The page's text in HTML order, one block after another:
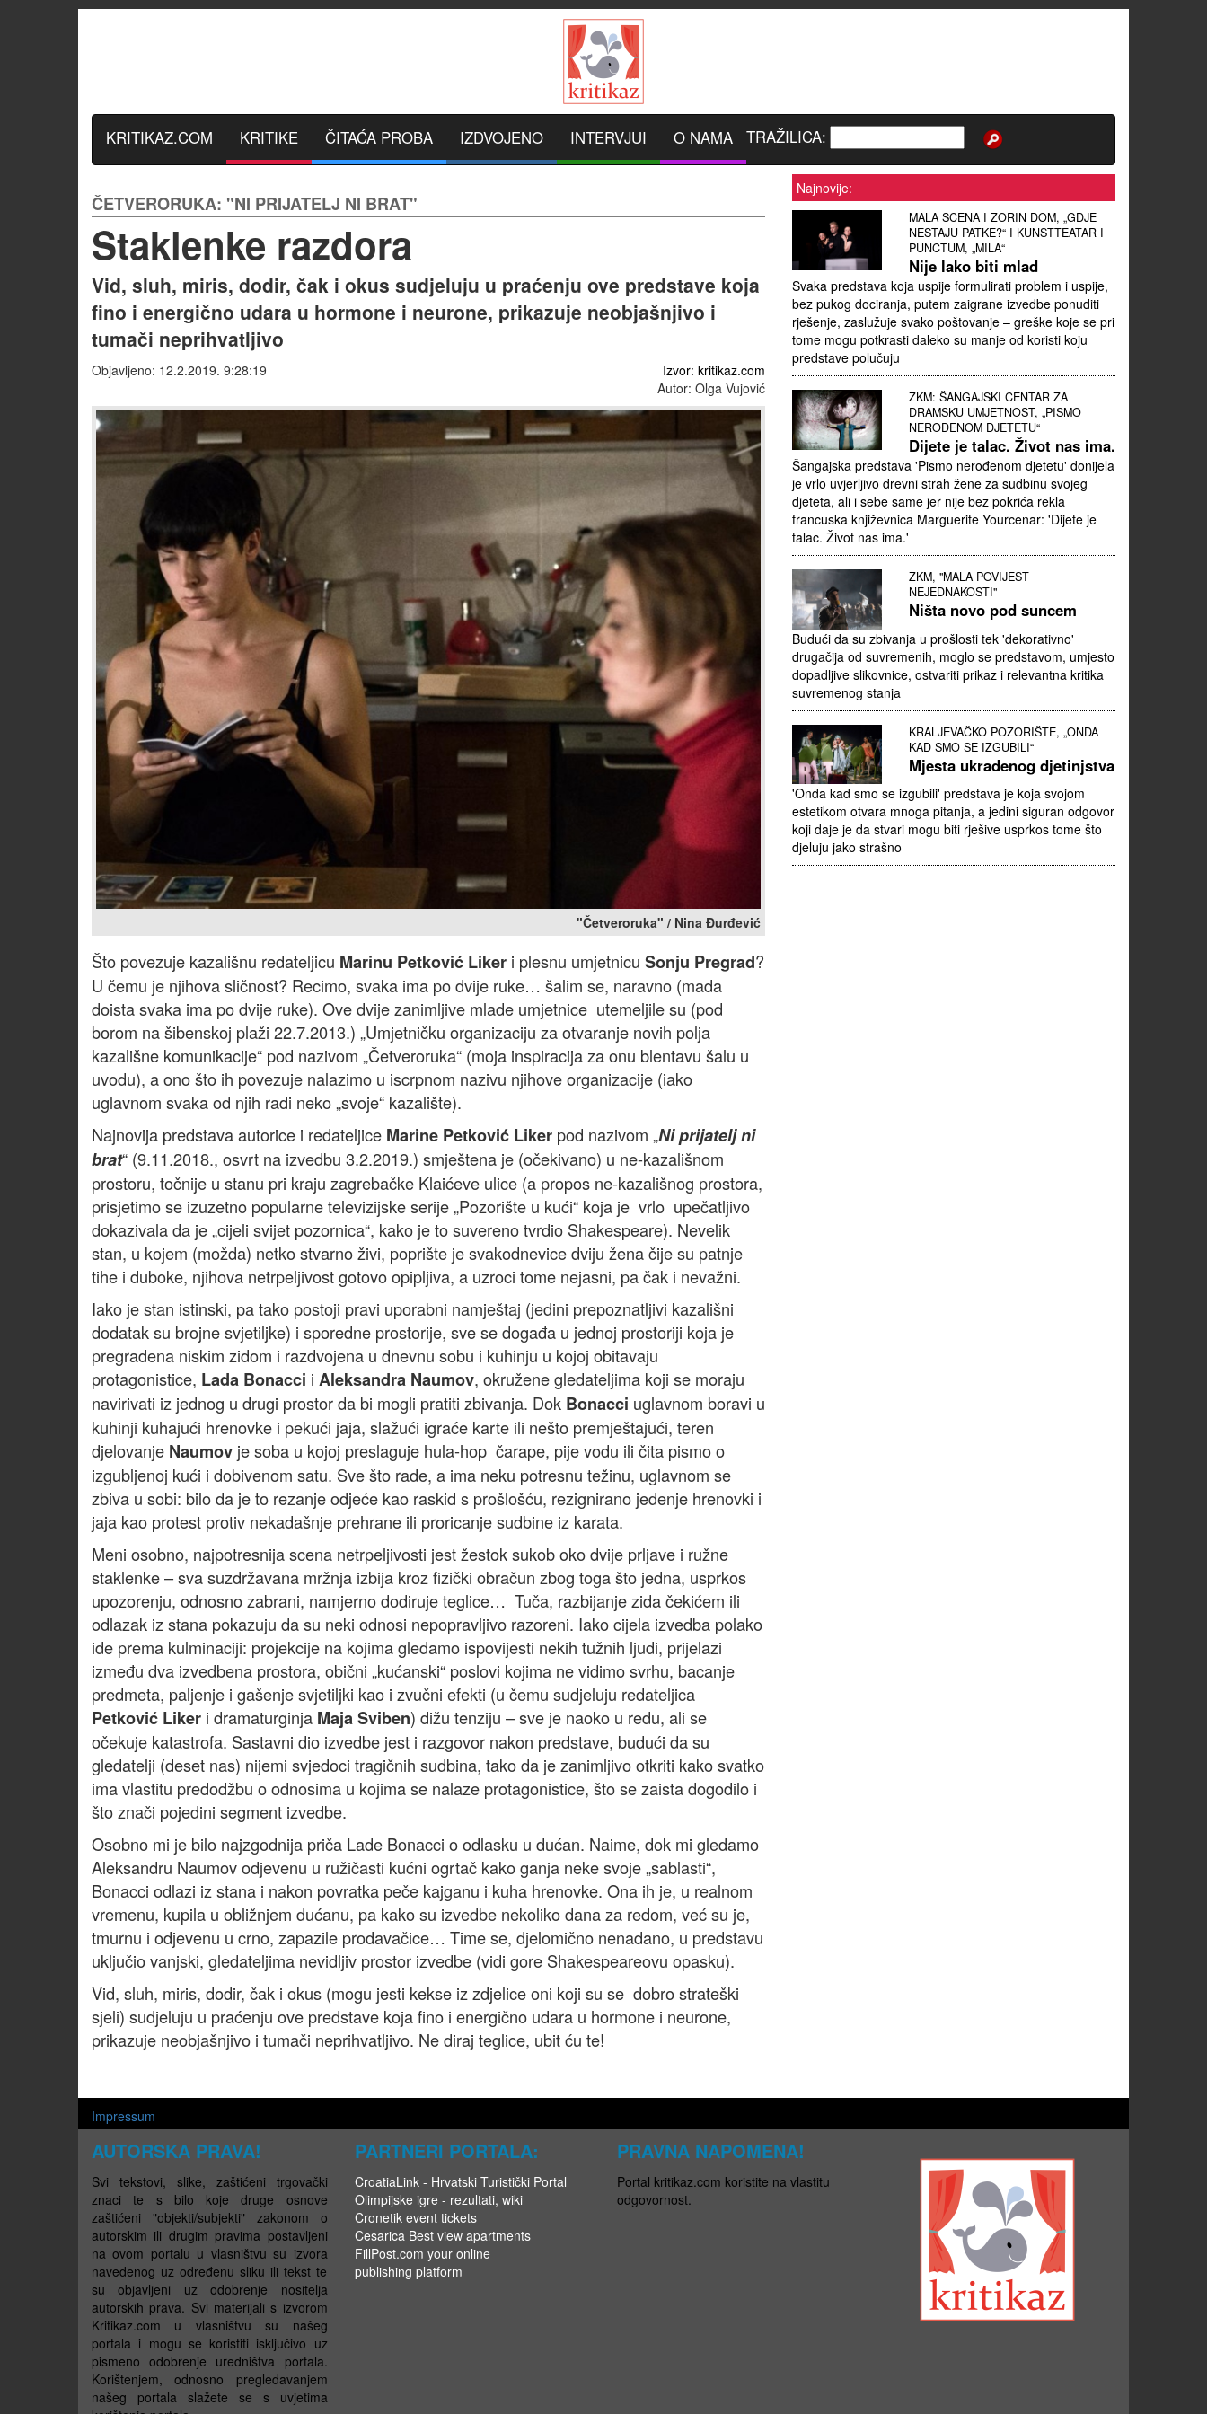
KRITIKAZ.COM KRITIKE ČITAĆA PROBA IZDVOJENO INTERVJUI O NAMA TRAŽILICA:
ČETVERORUKA: "NI PRIJATELJ NI BRAT"
Staklenke razdora
Vid, sluh, miris, dodir, čak i okus sudjeluju u praćenju ove predstave koja
fino i energično udara u hormone i neurone, prikazuje neobjašnjivo i
tumači neprihvatljivo
Objavljeno: 12.2.2019. 9:28:19
Izvor: kritikaz.com
Autor: Olga Vujović
"Četveroruka" / Nina Đurđević
Što povezuje kazališnu redateljicu Marinu Petković Liker i plesnu umjetnicu Sonju Pregrad?
U čemu je njihova sličnost? Recimo, svaka ima po dvije ruke… šalim se, naravno (mada
doista svaka ima po dvije ruke). Ove dvije zanimljive mlade umjetnice utemeljile su (pod
borom na šibenskoj plaži 22.7.2013.) „Umjetničku organizaciju za otvaranje novih polja
kazališne komunikacije“ pod nazivom „Četveroruka“ (moja inspiracija za onu blentavu šalu u
uvodu), a ono što ih povezuje nalazimo u iscrpnom nazivu njihove organizacije (iako
uglavnom svaka od njih radi neko „svoje“ kazalište).
Najnovija predstava autorice i redateljice Marine Petković Liker pod nazivom „Ni prijatelj ni
brat“ (9.11.2018., osvrt na izvedbu 3.2.2019.) smještena je (očekivano) u ne-kazališnom
prostoru, točnije u stanu pri kraju zagrebačke Klaićeve ulice (a propos ne-kazališnog prostora,
prisjetimo se izuzetno popularne televizijske serije „Pozorište u kući“ koja je vrlo upečatljivo
dokazivala da je „cijeli svijet pozornica“, kako je to suvereno tvrdio Shakespeare). Nevelik
stan, u kojem (možda) netko stvarno živi, poprište je svakodnevice dviju žena čije su patnje
tihe i duboke, njihova netrpeljivost gotovo opipljiva, a uzroci tome nejasni, pa čak i nevažni.
Iako je stan istinski, pa tako postoji pravi uporabni namještaj (jedini prepoznatljivi kazališni
dodatak su brojne svjetiljke) i sporedne prostorije, sve se događa u jednoj prostoriji koja je
pregrađena niskim zidom i razdvojena u dnevnu sobu i kuhinju u kojoj obitavaju
protagonistice, Lada Bonacci i Aleksandra Naumov, okružene gledateljima koji se moraju
navirivati iz jednog u drugi prostor da bi mogli pratiti zbivanja. Dok Bonacci uglavnom boravi u
kuhinji kuhajući hrenovke i pekući jaja, slažući igraće karte ili nešto premještajući, teren
djelovanje Naumov je soba u kojoj preslaguje hula-hop čarape, pije vodu ili čita pismo o
izgubljenoj kući i dobivenom satu. Sve što rade, a ima neku potresnu težinu, uglavnom se
zbiva u sobi: bilo da je to rezanje odjeće kao raskid s prošlošću, rezignirano jedenje hrenovki i
jaja kao protest protiv nekadašnje prehrane ili proricanje sudbine iz karata.
Meni osobno, najpotresnija scena netrpeljivosti jest žestok sukob oko dvije prljave i ružne
staklenke – sva suzdržavana mržnja izbija kroz fizički obračun zbog toga što jedna, usprkos
upozorenju, odnosno zabrani, namjerno dodiruje teglice… Tuča, razbijanje zida čekićem ili
odlazak iz stana pokazuju da su neki odnosi nepopravljivo razoreni. Iako cijela izvedba polako
ide prema kulminaciji: projekcije na kojima gledamo ispovijesti nekih tužnih ljudi, prijelazi
između dva izvedbena prostora, obični „kućanski“ poslovi kojima ne vidimo svrhu, bacanje
predmeta, paljenje i gašenje svjetiljki kao i zvučni efekti (u čemu sudjeluju redateljica
Petković Liker i dramaturginja Maja Sviben) dižu tenziju – sve je naoko u redu, ali se
očekuje katastrofa. Sastavni dio izvedbe jest i razgovor nakon predstave, budući da su
gledatelji (deset nas) nijemi svjedoci tragičnih sudbina, tako da je zanimljivo otkriti kako svatko
ima vlastitu predodžbu o odnosima u kojima se nalaze protagonistice, što se zaista dogodilo i
što znači pojedini segment izvedbe.
Osobno mi je bilo najzgodnija priča Lade Bonacci o odlasku u dućan. Naime, dok mi gledamo
Aleksandru Naumov odjevenu u ružičasti kućni ogrtač kako ganja neke svoje „sablasti“,
Bonacci odlazi iz stana i nakon povratka peče kajganu i kuha hrenovke. Ona ih je, u realnom
vremenu, kupila u obližnjem dućanu, pa kako su izvedbe nekoliko dana za redom, već su je,
tmurnu i odjevenu u crno, zapazile prodavačice… Time se, djelomično nenadano, u predstavu
uključio vanjski, gledateljima nevidljiv prostor izvedbe (vidi gore Shakespeareovu opasku).
Vid, sluh, miris, dodir, čak i okus (mogu jesti kekse iz zdjelice oni koji su se dobro strateški
sjeli) sudjeluju u praćenju ove predstave koja fino i energično udara u hormone i neurone,
prikazuje neobjašnjivo i tumači neprihvatljivo. Ne diraj teglice, ubit ću te!
Najnovije:
MALA SCENA I ZORIN DOM, „GDJE
NESTAJU PATKE?“ I KUNSTTEATAR I
PUNCTUM, „MILA“
Nije lako biti mlad
Svaka predstava koja uspije formulirati problem i uspije,
bez pukog dociranja, putem zaigrane izvedbe ponuditi
rješenje, zaslužuje svako poštovanje – greške koje se pri
tome mogu potkrasti daleko su manje od koristi koju
predstave polučuju
ZKM: ŠANGAJSKI CENTAR ZA
DRAMSKU UMJETNOST, „PISMO
NEROĐENOM DJETETU“
Dijete je talac. Život nas ima.
Šangajska predstava 'Pismo nerođenom djetetu' donijela
je vrlo uvjerljivo drevni strah žene za sudbinu svojeg
djeteta, ali i sebe same jer nije bez pokrića rekla
francuska književnica Marguerite Yourcenar: 'Dijete je
talac. Život nas ima.'
ZKM, "MALA POVIJEST
NEJEDNAKOSTI"
Ništa novo pod suncem
Budući da su zbivanja u prošlosti tek 'dekorativno'
drugačija od suvremenih, moglo se predstavom, umjesto
dopadljive slikovnice, ostvariti prikaz i relevantna kritika
suvremenog stanja
KRALJEVAČKO POZORIŠTE, „ONDA
KAD SMO SE IZGUBILI“
Mjesta ukradenog djetinjstva
'Onda kad smo se izgubili' predstava je koja svojom
estetikom otvara mnoga pitanja, a jedini siguran odgovor
koji daje je da stvari mogu biti rješive usprkos tome što
djeluju jako strašno
Impressum
AUTORSKA PRAVA!
Svi tekstovi, slike, zaštićeni trgovački
znaci te s bilo koje druge osnove
zaštićeni "objekti/subjekti" zakonom o
autorskim ili drugim pravima postavljeni
na ovom portalu u vlasništvu su izvora
navedenog uz određenu sliku ili tekst te
su objavljeni uz odobrenje nositelja
autorskih prava. Svi materijali s izvorom
Kritikaz.com u vlasništvu su našeg
portala i mogu se koristiti isključivo uz
pismeno odobrenje uredništva portala.
Korištenjem, odnosno pregledavanjem
našeg portala slažete se s uvjetima
PARTNERI PORTALA:
CroatiaLink - Hrvatski Turistički Portal
Olimpijske igre - rezultati, wiki
Cronetik event tickets
Cesarica Best view apartments
FillPost.com your online
publishing platform
PRAVNA NAPOMENA!
Portal kritikaz.com koristite na vlastitu
odgovornost.